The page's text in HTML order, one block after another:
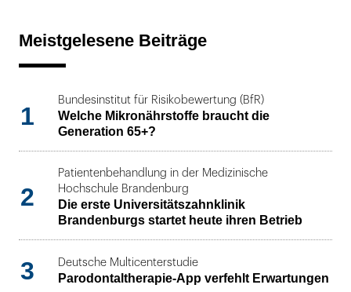
Meistgelesene Beiträge
1
Bundesinstitut für Risikobewertung (BfR)
Welche Mikronährstoffe braucht die
Generation 65+?
2
Patientenbehandlung in der Medizinische
Hochschule Brandenburg
Die erste Universitätszahnklinik
Brandenburgs startet heute ihren Betrieb
3 Deutsche Multicenterstudie
Parodontaltherapie-App verfehlt Erwartungen